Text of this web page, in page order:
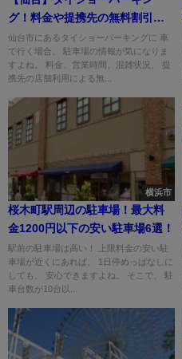
グ！料金や提携先の無料割引
は？
仙台市にあるタイショーパーキングに 車
で行く場合、 駐車場の情報が気になりま
すよね。 料金、営業時間、混雑状況、 提
携先の店舗利用による無...
横浜市
桜木町駅周辺の駐車場！最大料
金1200円以下の安い駐車場6選！
駅前の駐車場は高い！ 上限料金の安い駐
車場が近くにあれば、 1日停めっぱなしに
しても、 安心できますよね。 そこで、 駐
車台数が10台以...